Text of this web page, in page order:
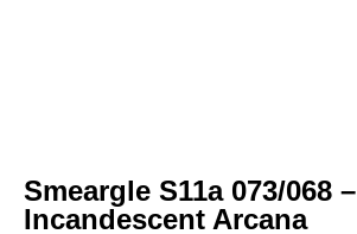
Smeargle S11a 073/068 –
Incandescent Arcana